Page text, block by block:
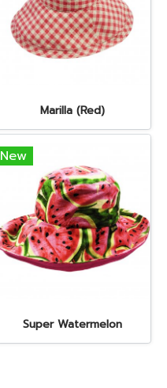
Marilla (Red)
New
Super Watermelon